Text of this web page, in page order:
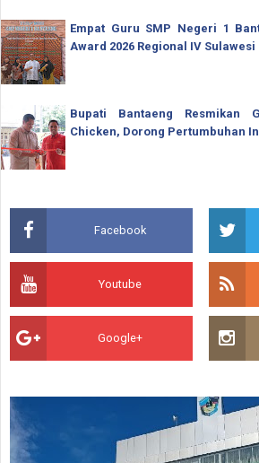
Empat Guru SMP Negeri 1
Award 2026 Regional IV Sulawesi
Bupati Bantaeng Resmikan
Chicken, Dorong Pertumbuhan
Facebook
Youtube
Google+